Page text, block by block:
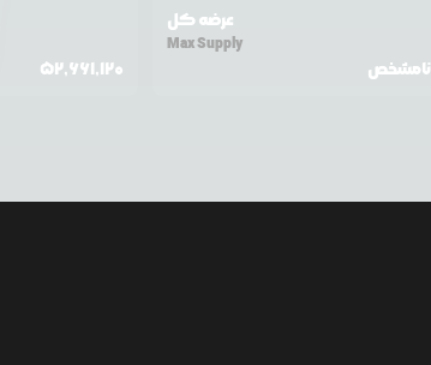
52,661,120
عرضه کل
Max Supply
نامشخص